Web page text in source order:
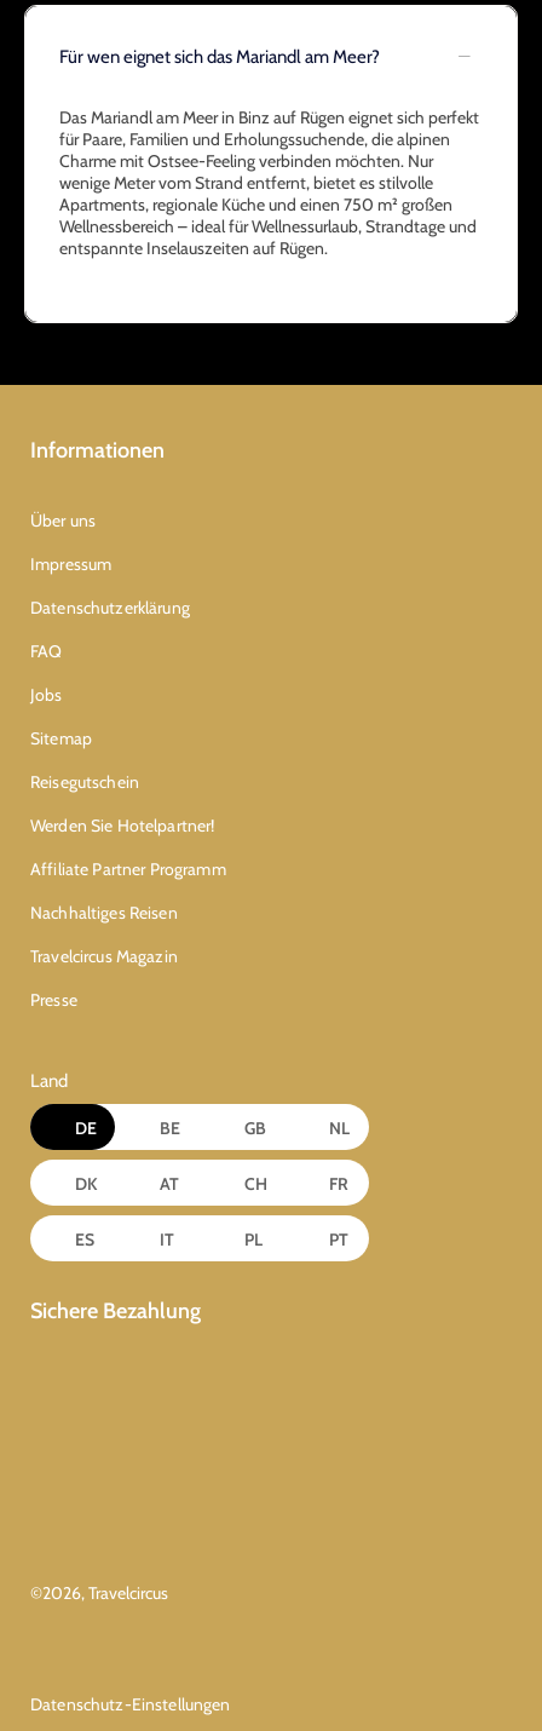
Für wen eignet sich das Mariandl am Meer?
Das Mariandl am Meer in Binz auf Rügen eignet sich perfekt
für Paare, Familien und Erholungssuchende, die alpinen
Charme mit Ostsee-Feeling verbinden möchten. Nur
wenige Meter vom Strand entfernt, bietet es stilvolle
Apartments, regionale Küche und einen 750 m² großen
Wellnessbereich – ideal für Wellnessurlaub, Strandtage und
entspannte Inselauszeiten auf Rügen.
Informationen
Über uns
Impressum
Datenschutzerklärung
FAQ
Jobs
Sitemap
Reisegutschein
Werden Sie Hotelpartner!
Affiliate Partner Programm
Nachhaltiges Reisen
Travelcircus Magazin
Presse
Land
DE BE GB NL
DK AT CH FR
ES IT PL PT
Sichere Bezahlung
©2026, Travelcircus
Datenschutz-Einstellungen